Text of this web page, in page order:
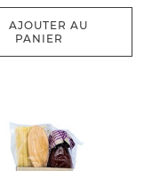
AJOUTER AU
PANIER